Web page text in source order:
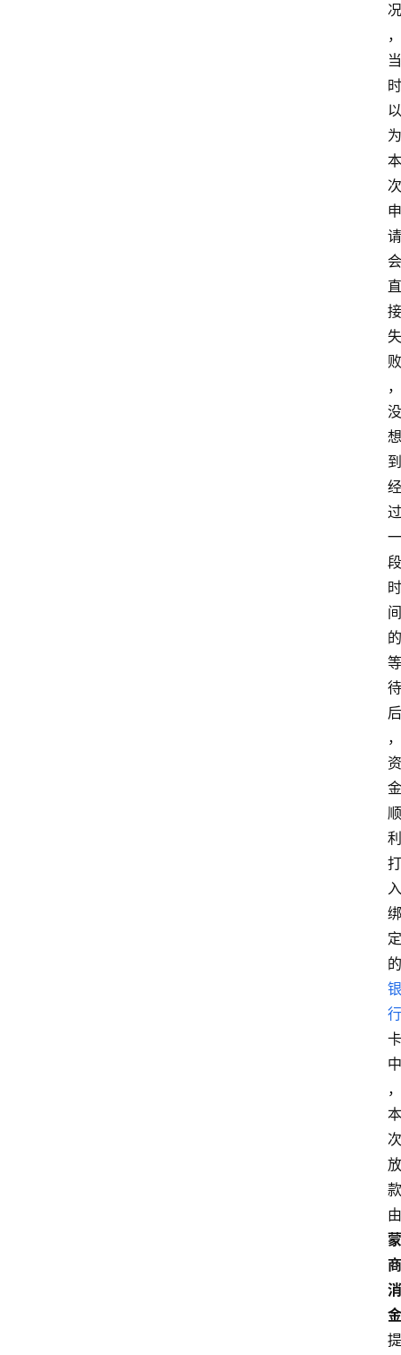
况
，
当
时
以
为
本
次
申
请
会
直
接
失
败
，
没
想
到
经
过
一
段
时
间
的
等
待
后
，
资
金
顺
利
打
入
绑
定
的
银
行
卡
中
，
本
次
放
款
由
蒙
商
消
金
提